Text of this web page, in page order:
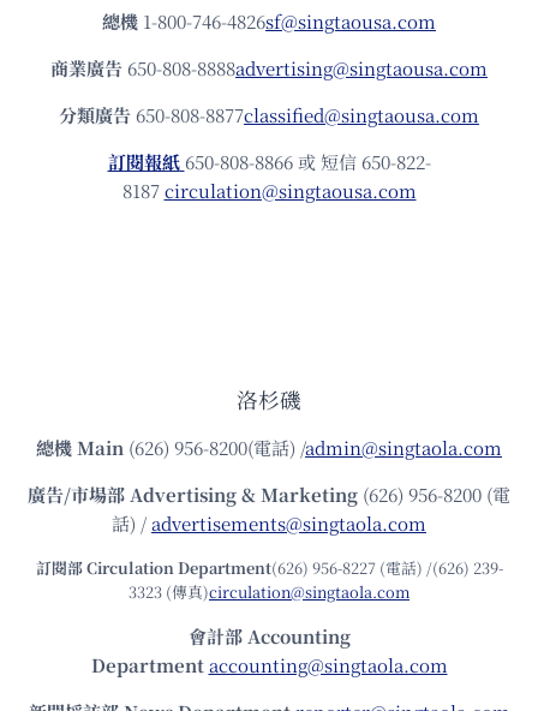
總機 1-800-746-4826sf@singtaousa.com
商業廣告 650-808-8888advertising@singtaousa.com
分類廣告 650-808-8877classified@singtaousa.com
訂閱報紙 650-808-8866 或 短信 650-822-
8187circulation@singtaousa.com
洛杉磯
總機Main (626) 956-8200(電話) /admin@singtaola.com
廣告/市場部Advertising & Marketing (626) 956-8200 (電
話) /advertisements@singtaola.com
訂閱部 Circulation Department(626) 956-8227 (電話) /(626) 239-
3323 (傳真)circulation@singtaola.com
會計部 Accounting
Department accounting@singtaola.com